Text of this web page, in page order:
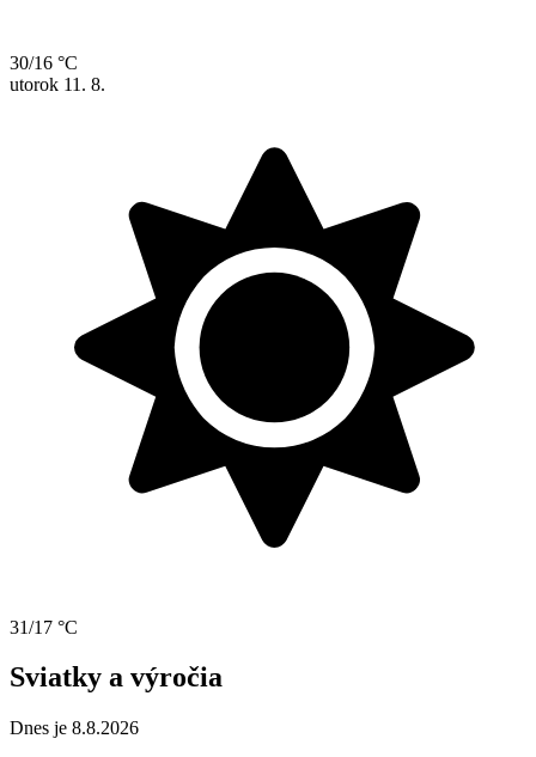
30/16 °C
utorok 11. 8.
31/17 °C
Sviatky a výročia
Dnes je 8.8.2026